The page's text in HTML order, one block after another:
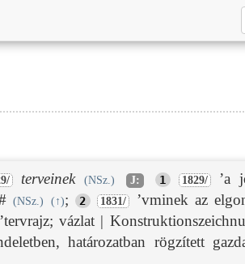
terveinek (NSz.) J: 1 1829/
’a
#(NSz.) ( ↑); 2 1831/ ’vminek az
’tervrajz; vázlat |
határozatban rögzített